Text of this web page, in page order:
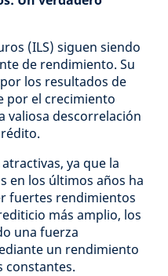
(ILS) siguen siendo
de rendimiento. Su
los resultados de
por el crecimiento
valiosa descorrelación
ya que la
en los últimos años ha
fuertes rendimientos
más amplio, los
una fuerza
un rendimiento
constantes.